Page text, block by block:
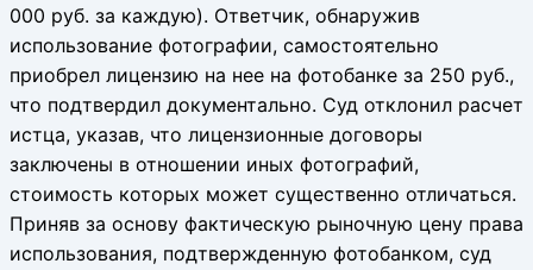
000 руб. за каждую). Ответчик, обнаружив
использование фотографии, самостоятельно
приобрел лицензию на нее на фотобанке за 250 руб.,
что подтвердил документально. Суд отклонил расчет
истца, указав, что лицензионные договоры
заключены в отношении иных фотографий,
стоимость которых может существенно отличаться.
Приняв за основу фактическую рыночную цену права
использования, подтвержденную фотобанком, суд